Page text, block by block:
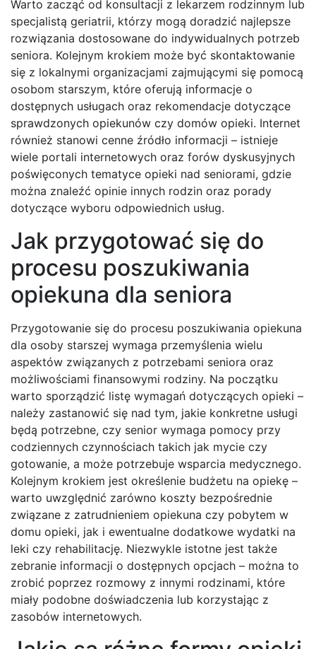
Warto zacząć od konsultacji z lekarzem rodzinnym lub
specjalistą geriatrii, którzy mogą doradzić najlepsze
rozwiązania dostosowane do indywidualnych potrzeb
seniora. Kolejnym krokiem może być skontaktowanie
się z lokalnymi organizacjami zajmującymi się pomocą
osobom starszym, które oferują informacje o
dostępnych usługach oraz rekomendacje dotyczące
sprawdzonych opiekunów czy domów opieki. Internet
również stanowi cenne źródło informacji – istnieje
wiele portali internetowych oraz forów dyskusyjnych
poświęconych tematyce opieki nad seniorami, gdzie
można znaleźć opinie innych rodzin oraz porady
dotyczące wyboru odpowiednich usług.
Jak przygotować się do
procesu poszukiwania
opiekuna dla seniora
Przygotowanie się do procesu poszukiwania opiekuna
dla osoby starszej wymaga przemyślenia wielu
aspektów związanych z potrzebami seniora oraz
możliwościami finansowymi rodziny. Na początku
warto sporządzić listę wymagań dotyczących opieki –
należy zastanowić się nad tym, jakie konkretne usługi
będą potrzebne, czy senior wymaga pomocy przy
codziennych czynnościach takich jak mycie czy
gotowanie, a może potrzebuje wsparcia medycznego.
Kolejnym krokiem jest określenie budżetu na opiekę –
warto uwzględnić zarówno koszty bezpośrednie
związane z zatrudnieniem opiekuna czy pobytem w
domu opieki, jak i ewentualne dodatkowe wydatki na
leki czy rehabilitację. Niezwykle istotne jest także
zebranie informacji o dostępnych opcjach – można to
zrobić poprzez rozmowy z innymi rodzinami, które
miały podobne doświadczenia lub korzystając z
zasobów internetowych.